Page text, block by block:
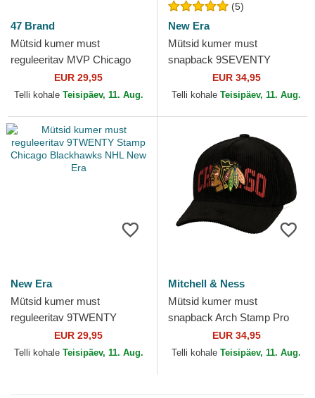
47 Brand
Mütsid kumer must
reguleeritav MVP Chicago
Blackhawks NHL 47 Brand
EUR 29,95
Telli kohale Teisipäev, 11. Aug.
(5)
New Era
Mütsid kumer must
snapback 9SEVENTY
Stretch Snap Stated Chicago
Blackhawks NHL New Era
EUR 34,95
Telli kohale Teisipäev, 11. Aug.
New Era
Mütsid kumer must
reguleeritav 9TWENTY
Stamp Chicago Blackhawks
NHL New Era
EUR 29,95
Telli kohale Teisipäev, 11. Aug.
Mitchell & Ness
Mütsid kumer must
snapback Arch Stamp Pro
Chicago Blackhawks NHL
Mitchell & Ness
EUR 34,95
Telli kohale Teisipäev, 11. Aug.